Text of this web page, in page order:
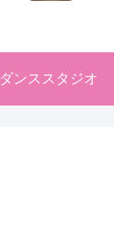
ダンススタジオ